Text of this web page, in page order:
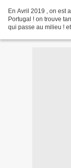
En Avril 2019 , on est
Portugal ! on trouve
qui passe au milieu !